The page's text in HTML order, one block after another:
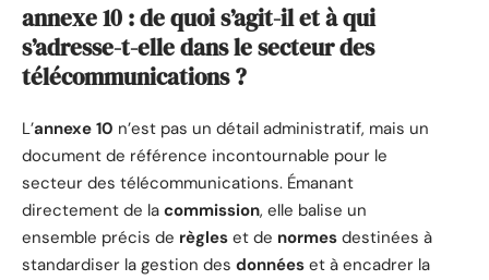
annexe 10 : de quoi s’agit-il et à qui
s’adresse-t-elle dans le secteur des
télécommunications ?
L’annexe 10 n’est pas un détail administratif, mais un
document de référence incontournable pour le
secteur des télécommunications. Émanant
directement de la commission, elle balise un
ensemble précis de règles et de normes destinées à
standardiser la gestion des données et à encadrer la